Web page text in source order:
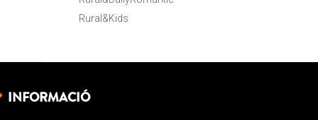
Rural&Kids
INFORMACIÓ